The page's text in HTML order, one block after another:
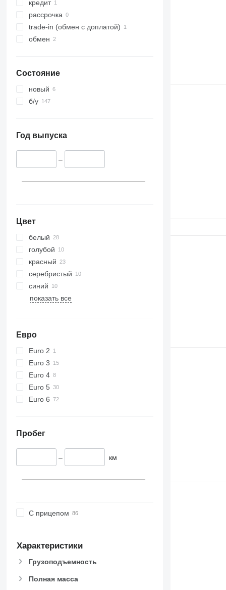
кредит
рассрочка
trade-in (обмен с доплатой)
обмен
Состояние
новый
б/у
Год выпуска
–
Цвет
белый
голубой
красный
серебристый
синий
показать все
Евро
Euro 2
Euro 3
Euro 4
Euro 5
Euro 6
Пробег
– км
С прицепом
Характеристики
Грузоподъемность
Полная масса